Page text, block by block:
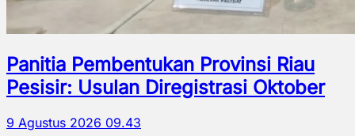
Panitia Pembentukan Provinsi Riau
Pesisir: Usulan Diregistrasi Oktober
9 Agustus 2026 09.43